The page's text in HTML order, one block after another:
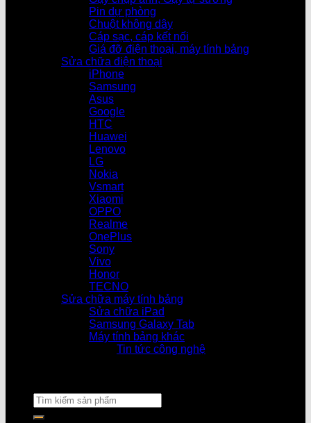
Pin dự phòng
Chuột không dây
Cáp sạc, cáp kết nối
Giá đỡ điện thoại, máy tính bảng
Sửa chữa điện thoại
iPhone
Samsung
Asus
Google
HTC
Huawei
Lenovo
LG
Nokia
Vsmart
Xiaomi
OPPO
Realme
OnePlus
Sony
Vivo
Honor
TECNO
Sửa chữa máy tính bảng
Sửa chữa iPad
Samsung Galaxy Tab
Máy tính bảng khác
Tin tức công nghệ